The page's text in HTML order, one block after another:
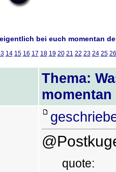
bei euch momentan
14 15 16 17 18 19 20 21 22 23 24 25 26
Thema:
quote: